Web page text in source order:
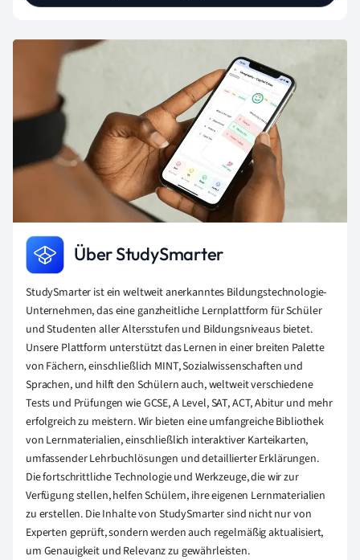
Über StudySmarter
StudySmarter ist ein weltweit anerkanntes Bildungstechnologie-
Unternehmen, das eine ganzheitliche Lernplattform für Schüler
und Studenten aller Altersstufen und Bildungsniveaus bietet.
Unsere Plattform unterstützt das Lernen in einer breiten Palette
von Fächern, einschließlich MINT, Sozialwissenschaften und
Sprachen, und hilft den Schülern auch, weltweit verschiedene
Tests und Prüfungen wie GCSE, A Level, SAT, ACT, Abitur und mehr
erfolgreich zu meistern. Wir bieten eine umfangreiche Bibliothek
von Lernmaterialien, einschließlich interaktiver Karteikarten,
umfassender Lehrbuchlösungen und detaillierter Erklärungen.
Die fortschrittliche Technologie und Werkzeuge, die wir zur
Verfügung stellen, helfen Schülern, ihre eigenen Lernmaterialien
zu erstellen. Die Inhalte von StudySmarter sind nicht nur von
Experten geprüft, sondern werden auch regelmäßig aktualisiert,
um Genauigkeit und Relevanz zu gewährleisten.